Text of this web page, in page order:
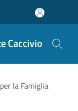
Caccivio
la Famiglia